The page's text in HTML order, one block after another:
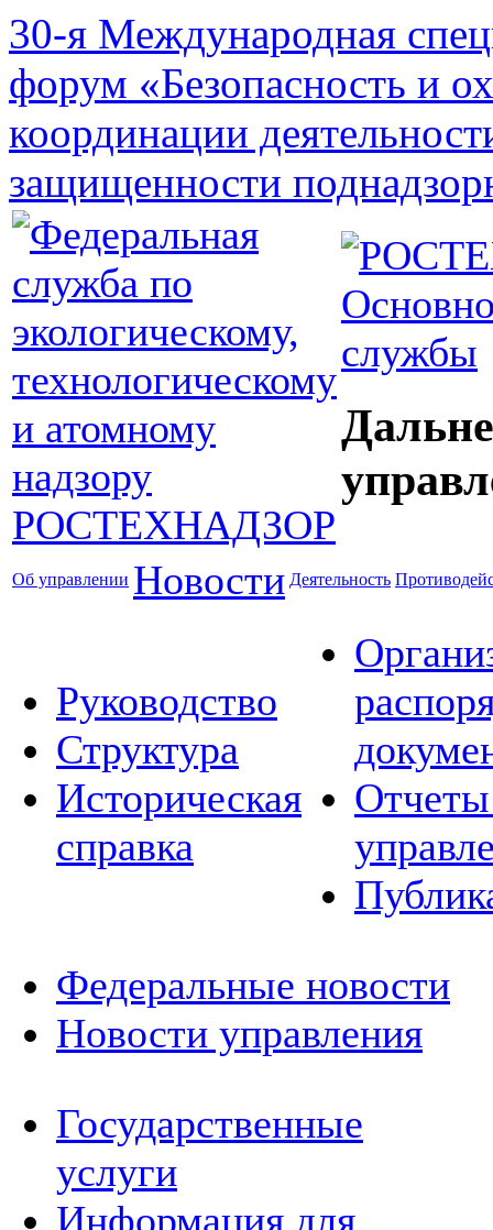
30-я Международная
форум «Безопасность и
координации
защищенности
службы
Об управлении Новости Деятельность
Руководство
Структура
Историческая
справка
Отчеты
Федеральные новости
Новости управления
Государственные
услуги
Информация для